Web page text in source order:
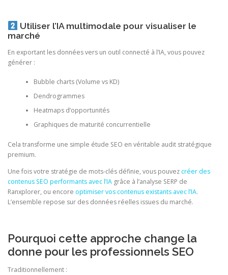
Utiliser l’IA multimodale pour visualiser le
marché
En exportant les données vers un outil connecté à l’IA, vous pouvez
générer :
Bubble charts (Volume vs KD)
Dendrogrammes
Heatmaps d’opportunités
Graphiques de maturité concurrentielle
Cela transforme une simple étude SEO en véritable audit stratégique
premium.
Une fois votre stratégie de mots-clés définie, vous pouvez créer des
contenus SEO performants avec l’IA grâce à l’analyse SERP de
Ranxplorer, ou encore optimiser vos contenus existants avec l’IA.
L’ensemble repose sur des données réelles issues du marché.
Pourquoi cette approche change la
donne pour les professionnels SEO
Traditionnellement :